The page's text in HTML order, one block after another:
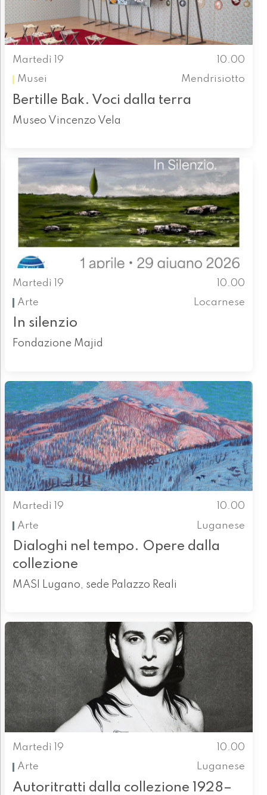
Martedì 19
10.00
Musei
Mendrisiotto
Bertille Bak. Voci dalla terra
Museo Vincenzo Vela
Martedì 19
10.00
Arte
Locarnese
In silenzio
Fondazione Majid
Martedì 19
10.00
Arte
Luganese
Dialoghi nel tempo. Opere dalla
collezione
MASI Lugano, sede Palazzo Reali
Martedì 19
10.00
Arte
Luganese
Autoritratti dalla collezione 1928–